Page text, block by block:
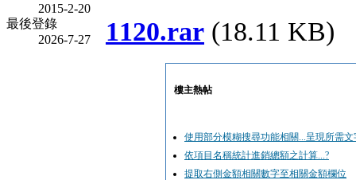
2015-2-20
最後登錄
2026-7-27
1120.rar (18.11 KB)
樓主熱帖
使用部分模糊搜尋功能相關...呈現所需文
依項目名稱統計進銷總額之計算...?
提取右側金額相關數字至相關金額欄位